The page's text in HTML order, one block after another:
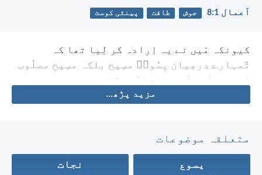
اَعمال 1:‏8 جوش طاقت پینٹی کوسٹ
کیونکہ مَیں نے یہ اِرادہ کر لِیا تھا کہ
تُمہارے درمِیان یِسُوعؔ مسِیح بلکہ مسِیحِ مصلُوب
مزید پڑھ...
متعلقہ موضوعات
یسوع نجات